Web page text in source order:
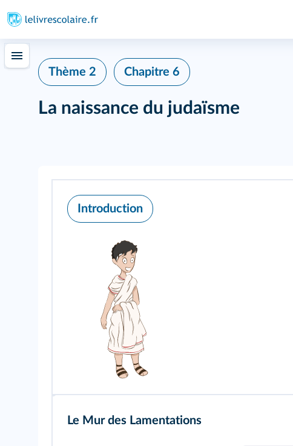
Thème 2 Chapitre 6
La naissance du judaïsme
Introduction
Le Mur des Lamentations